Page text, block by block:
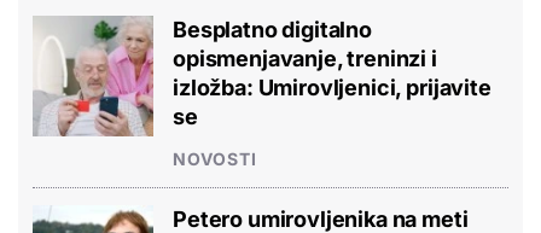
Besplatno digitalno
opismenjavanje, treninzi i
izložba: Umirovljenici, prijavite
se
NOVOSTI
Petero umirovljenika na meti